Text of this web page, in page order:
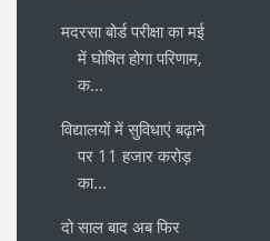
मदरसा बोर्ड परीक्षा का मई
में घोषित होगा परिणाम,
क...
विद्यालयों में सुविधाएं बढ़ाने
पर 11 हजार करोड़
का...
दो साल बाद अब फिर